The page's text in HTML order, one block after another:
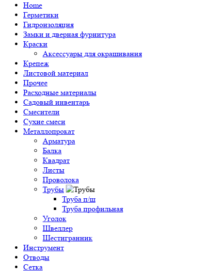
Home
Герметики
Гидроизоляция
Замки и дверная фурнитура
Краски
Аксессуары для окрашивания
Крепеж
Листовой материал
Прочее
Расходные материалы
Садовый инвентарь
Смесители
Сухие смеси
Металлопрокат
Арматура
Балка
Квадрат
Листы
Проволока
Трубы
Труба п/ш
Труба профильная
Уголок
Швеллер
Шестигранник
Инструмент
Отводы
Сетка